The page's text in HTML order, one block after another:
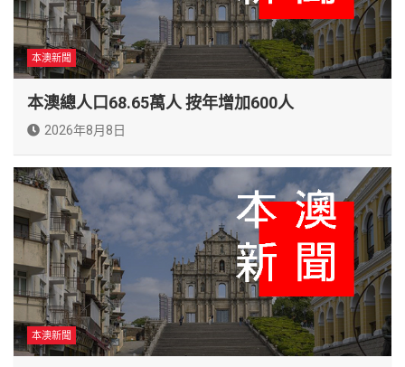
本澳新聞
本澳總人口68.65萬人 按年增加600人
2026年8月8日
本澳新聞